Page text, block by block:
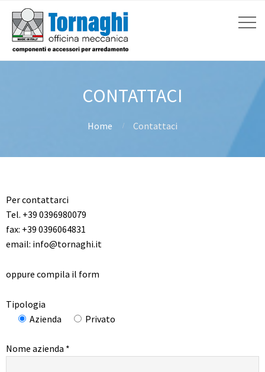
CONTATTACI
Home Contattaci
Per contattarci
Tel. +39 0396980079
fax: +39 0396064831
email: info@tornaghi.it
oppure compila il form
Tipologia
Azienda
Privato
Nome azienda *